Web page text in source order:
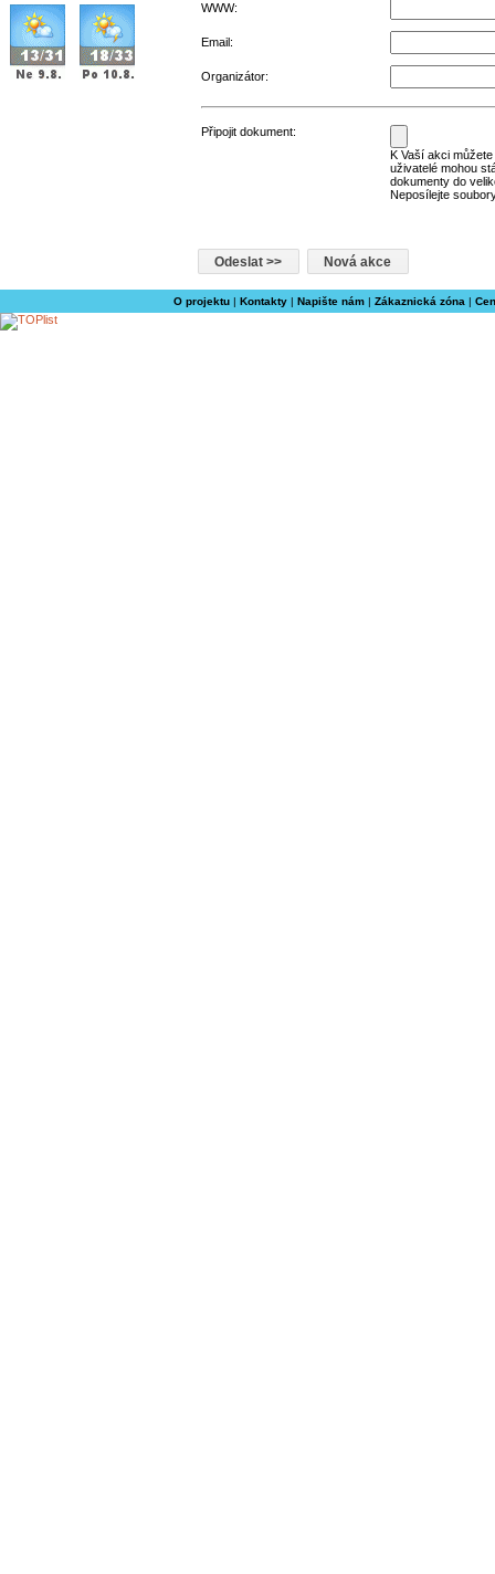
WWW:
Email:
Organizátor:
Připojit dokument:
K Vaší akci
uživatelé mohou
dokumenty do
Neposílejte
O projektu| Kontakty| Napište nám| Zákaznická zóna |